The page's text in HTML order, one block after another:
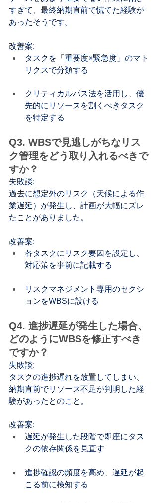
すぎて、最終納期直前で慌てた経験が
あったそうです。
改善案:
タスクを「重要度×緊急度」のマト
リクスで分類する
クリティカルパス法を活用し、優
先的にリソースを割くべきタスク
を特定する
Q3. WBSで見逃しがちなリス
ク管理をどう取り入れるべきで
すか？
失敗談:
過去に想定外のリスク（天候による作
業遅延）が発生し、計画が大幅にズレ
たことがありました。
改善案:
各タスクにリスク要因を設定し、
対応策を事前に記載する
リスクマネジメント専用のセクシ
ョンをWBSに設ける
Q4. 進捗遅延が発生した場合、
どのようにWBSを修正すべき
ですか？
失敗談:
タスクの進捗遅れを放置してしまい、
納期直前でリソース不足が判明した経
験があったとのこと。
改善案:
遅延が発生した段階で即座にタス
クの依存関係を見直す
進捗確認の頻度を高め、遅延が起
こる前に検知する